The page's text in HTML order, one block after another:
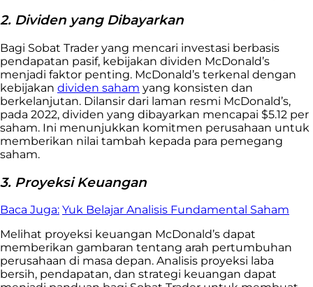
2. Dividen yang Dibayarkan
Bagi Sobat Trader yang mencari investasi berbasis
pendapatan pasif, kebijakan dividen McDonald’s
menjadi faktor penting. McDonald’s terkenal dengan
kebijakan dividen saham yang konsisten dan
berkelanjutan. Dilansir dari laman resmi McDonald’s,
pada 2022, dividen yang dibayarkan mencapai $5.12 per
saham. Ini menunjukkan komitmen perusahaan untuk
memberikan nilai tambah kepada para pemegang
saham.
3. Proyeksi Keuangan
Baca Juga: Yuk Belajar Analisis Fundamental Saham
Melihat proyeksi keuangan McDonald’s dapat
memberikan gambaran tentang arah pertumbuhan
perusahaan di masa depan. Analisis proyeksi laba
bersih, pendapatan, dan strategi keuangan dapat